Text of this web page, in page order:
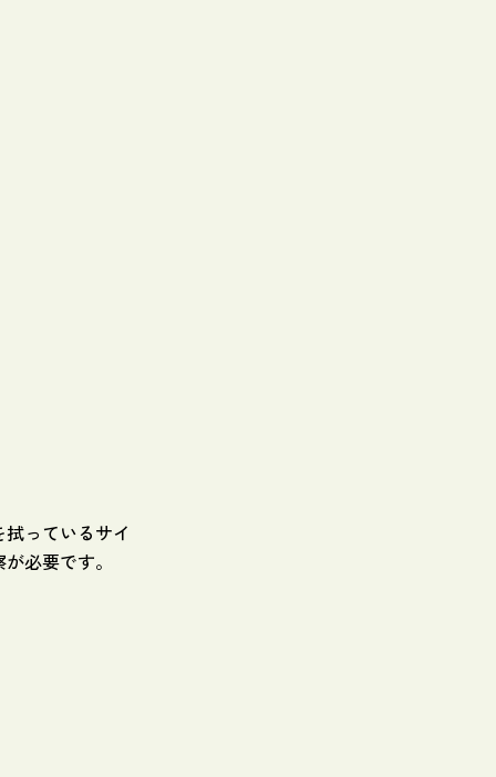
っているサイ
必要です。